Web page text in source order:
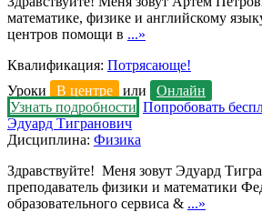
математике, физике и английскому
центров помощи в ...»
Квалификация: Потрясающе!
Уроки
В центре или
Онлайн
Узнать подробности Попробовать
Эдуард Тигранович
Дисциплина: Физика
Здравствуйте! Меня зовут Эдуард
преподаватель физики и математики
образовательного сервиса & ...»